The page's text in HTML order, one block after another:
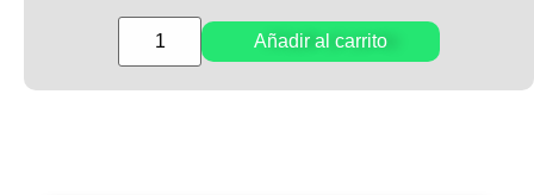
Añadir al carrito